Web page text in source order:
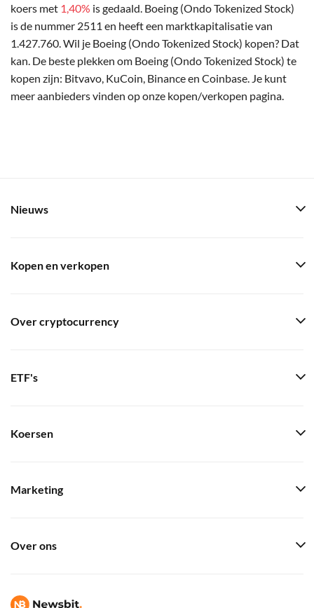
koers met 1,40% is gedaald. Boeing (Ondo Tokenized Stock)
is de nummer 2511 en heeft een marktkapitalisatie van
1.427.760. Wil je Boeing (Ondo Tokenized Stock) kopen? Dat
kan. De beste plekken om Boeing (Ondo Tokenized Stock) te
kopen zijn: Bitvavo, KuCoin, Binance en Coinbase. Je kunt
meer aanbieders vinden op onze kopen/verkopen pagina.
Nieuws
Kopen en verkopen
Over cryptocurrency
ETF's
Koersen
Marketing
Over ons